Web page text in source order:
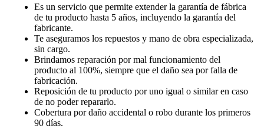
Es un servicio que permite extender la garantía de fábrica
de tu producto hasta 5 años, incluyendo la garantía del
fabricante.
Te aseguramos los repuestos y mano de obra especializada,
sin cargo.
Brindamos reparación por mal funcionamiento del
producto al 100%, siempre que el daño sea por falla de
fabricación.
Reposición de tu producto por uno igual o similar en caso
de no poder repararlo.
Cobertura por daño accidental o robo durante los primeros
90 días.